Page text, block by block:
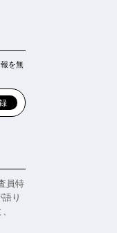
を無
員特
り